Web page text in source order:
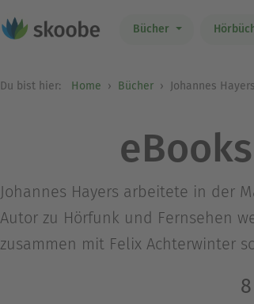
Bücher
Du bist hier: Home Bücher Johannes Hayers
Johannes Hayers arbeitete in der
Autor zu Hörfunk und Fernsehen
zusammen mit Felix Achterwinter